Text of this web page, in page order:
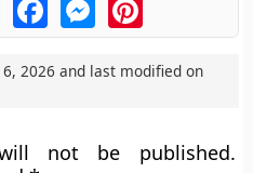
2026 and last modified on
not be published.